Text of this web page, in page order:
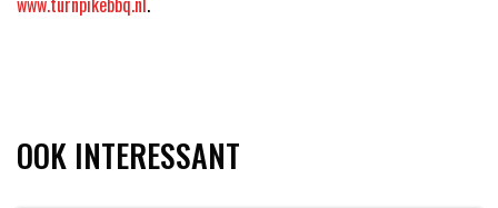
OOK INTERESSANT